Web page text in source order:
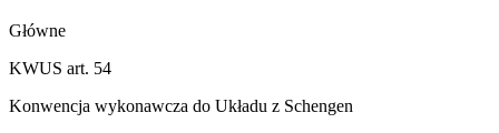
Główne
KWUS art. 54
Konwencja wykonawcza do Układu z Schengen